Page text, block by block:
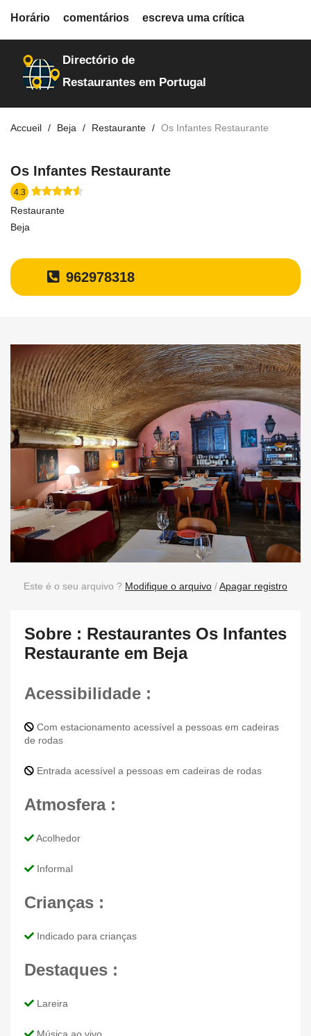
restaurantes
Directório de
Restaurantes em Portugal
Accueil Beja Restaurante Os Infantes Restaurante
Os Infantes Restaurante
4.3
Restaurante
Beja
962978318
Horário comentários escreva uma crítica
Este é o seu arquivo ? Modifique o arquivo /Apagar registro
Sobre : Restaurantes Os Infantes
Restaurante em Beja
Acessibilidade :
Com estacionamento acessível a pessoas em cadeiras
de rodas
Entrada acessível a pessoas em cadeiras de rodas
Atmosfera :
Acolhedor
Informal
Crianças :
Indicado para crianças
Destaques :
Lareira
Música ao vivo